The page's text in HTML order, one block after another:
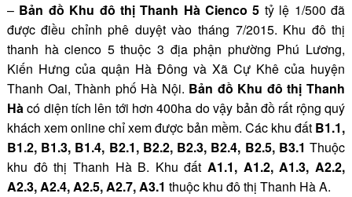
– Bản đồ Khu đô thị Thanh HàCienco 5 tỷ lệ 1/500 đã
được điều chỉnh phê duyệt vào tháng 7/2015. Khu đô thị
thanh hà cienco 5 thuộc 3 địa phận phường Phú Lương,
Kiến Hưng của quận Hà Đông và Xã Cự Khê của huyện
Thanh Oai, Thành phố Hà Nội. Bản đồ Khu đô thị Thanh
Hàcó diện tích lên tới hơn 400ha do vậy bản đồ rất rộng quý
khách xem online chỉ xem được bản mềm. Các khu đất B1.1,
B1.2, B1.3, B1.4, B2.1, B2.2, B2.3, B2.4, B2.5, B3.1 Thuộc
khu đô thị Thanh Hà B. Khu đấtA1.1, A1.2, A1.3, A2.2,
A2.3, A2.4, A2.5, A2.7, A3.1 thuộc khu đô thị Thanh Hà A.